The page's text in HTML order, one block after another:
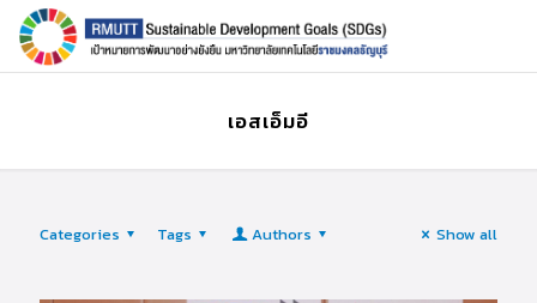
เอสเอ็มอี
Categories Tags Authors Show all